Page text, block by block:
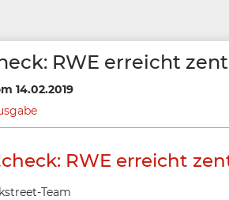
RWE erreicht
14.02.2019
RWE erreicht
Team